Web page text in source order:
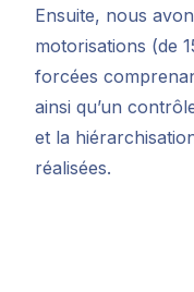
Ensuite, nous
motorisations (de
forcées
ainsi qu’un
et la
réalisées.